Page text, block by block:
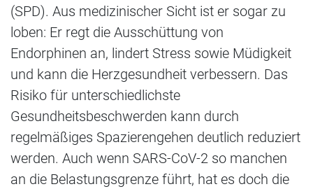
(SPD). Aus medizinischer Sicht ist er sogar zu
loben: Er regt die Ausschüttung von
Endorphinen an, lindert Stress sowie Müdigkeit
und kann die Herzgesundheit verbessern. Das
Risiko für unterschiedlichste
Gesundheitsbeschwerden kann durch
regelmäßiges Spazierengehen deutlich reduziert
werden. Auch wenn SARS-CoV-2 so manchen
an die Belastungsgrenze führt, hat es doch die